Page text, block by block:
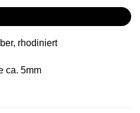
rhodiniert
ca. 5mm